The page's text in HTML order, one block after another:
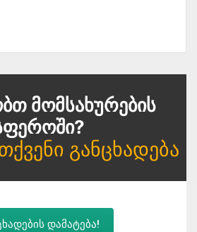
Მომსახურების
Განცხადება
დამატება!